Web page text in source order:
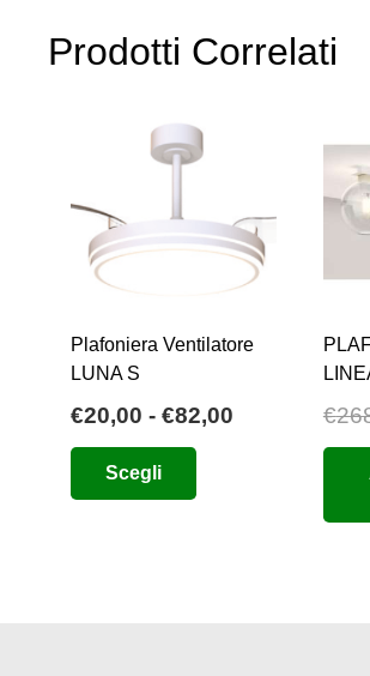
Prodotti Correlati
Plafoniera Ventilatore
LUNA S
€20,00 - €82,00
Scegli
€